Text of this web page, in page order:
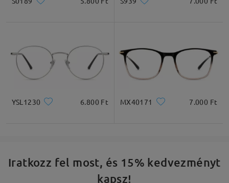
YSL1230 6.800 Ft MX40171 7.000 Ft
Iratkozz fel most, és 15% kedvezményt
kapsz!